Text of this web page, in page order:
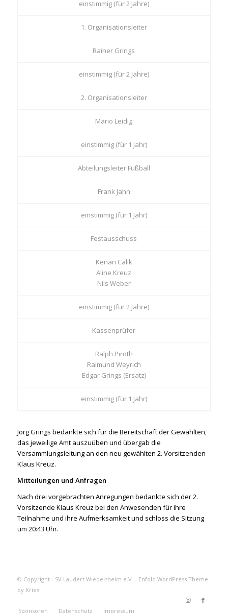
einstimmig (für 2 Jahre)
1. Organisationsleiter
Rainer Grings
einstimmig (für 2 Jahre)
2. Organisationsleiter
Mario Leidig
einstimmig (für 1 Jahr)
Abteilungsleiter Fußball
Frank Jahn
einstimmig (für 1 Jahr)
Festausschuss
Kenan Calik
Aline Kreuz
Nils Weber
einstimmig (für 2 Jahre)
Kassenprüfer
Ralph Piroth
Raimund Weyrich
Edgar Grings (Ersatz)
einstimmig (für 1 Jahr)
Jörg Grings bedankte sich für die Bereitschaft der Gewählten,
das jeweilige Amt auszuüben und übergab die
Versammlungsleitung an den neu gewählten 2. Vorsitzenden
Klaus Kreuz.
Mitteilungen und Anfragen
Nach drei vorgebrachten Anregungen bedankte sich der 2.
Vorsitzende Klaus Kreuz bei den Anwesenden für ihre
Teilnahme und ihre Aufmerksamkeit und schloss die Sitzung
um 20:43 Uhr.
© Copyright - SV Laudert Wiebelsheim e.V. - Enfold WordPress Theme
by Kriesi
Sponsoren Datenschutz Impressum